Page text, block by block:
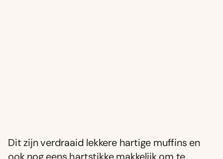
Dit zijn verdraaid lekkere hartige muffins en